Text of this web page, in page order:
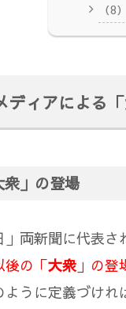
（8
ディアによる
衆」の登場
」両新聞に代表
後の「大衆 」の登
ように定義づけ